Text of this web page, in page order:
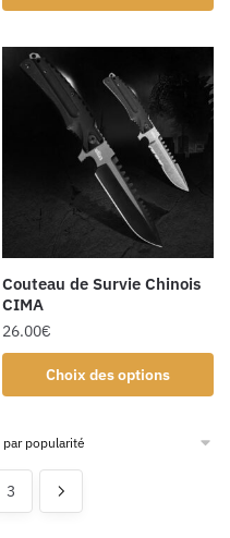
Couteau de Survie Chinois
CIMA
26.00€
Choix des options
3